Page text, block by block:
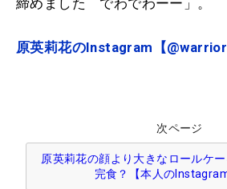
原英莉花のInstagram【
次ページ
原英莉花の顔より大きなロールケ
完食？【本人の